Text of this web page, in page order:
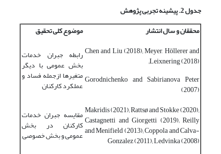
جدول 2. پیشینه تجربی پژوهش
محققان و سال انتشار
موضوع کلی تحقیق
Chen and Liu (2018); Meyer, Höllerer and
Leixnering (2018);
Gorodnichenko and Sabirianova Peter
(2007)
رابطه جبران خدمات
بخش عمومی با دیگر
متغیرها ازجمله فساد و
عملکرد کارکنان
Makridis (2021); Rattsø and Stokke (2020);
Castagnetti and Giorgetti (2019); Reilly
and Menifield (2013); Coppola and Calva-
Gonzalez (2011); Ledvinka (2008)
مقایسه جبران خدمات
کارکنان در بخش
عمومی و بخش خصوصی